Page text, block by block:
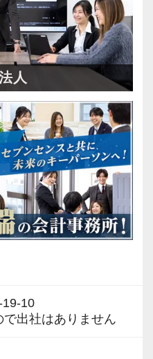
にも対応
まで対応
ップ支援
額会社負担
会あり
多数
人
10
出社はありません